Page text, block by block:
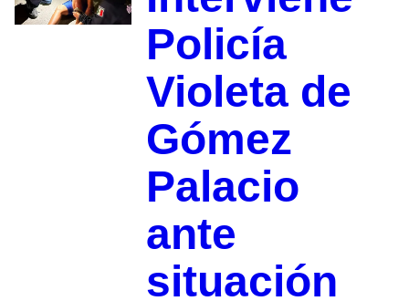
Policía
Violeta de
Gómez
Palacio
ante
situación